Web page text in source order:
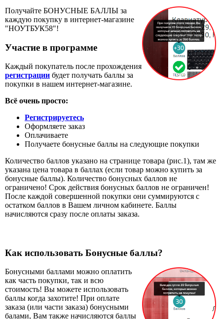
Получайте БОНУСНЫЕ БАЛЛЫ за
каждую покупку в интернет-магазине
"НОУТБУК58"!
Участие в программе
Каждый покупатель после прохождения
регистрации будет получать баллы за
покупки в нашем интернет-магазине.
Всё очень просто:
Регистрируетесь
Оформляете заказ
Оплачиваете
Получаете бонусные баллы на следующие покупки
Количество баллов указано на странице товара (рис.1), там же
указана цена товара в баллах (если товар можно купить за
бонусные баллы). Количество бонусных баллов не
ограничено! Срок действия бонусных баллов не ограничен!
После каждой совершенной покупки они суммируются с
остатком баллов в Вашем личном кабинете. Баллы
начисляются сразу после оплаты заказа.
Как использовать Бонусные баллы?
Бонусными баллами можно оплатить
как часть покупки, так и всю
стоимость! Вы можете использовать
баллы когда захотите! При оплате
заказа (или части заказа) бонусными
балами, Вам также начисляются баллы